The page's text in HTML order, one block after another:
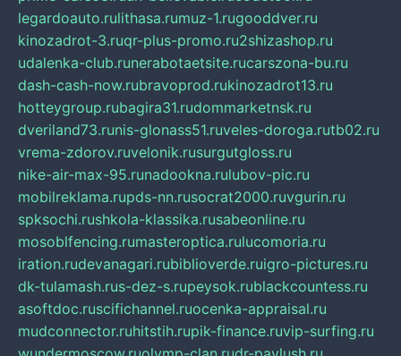
legardoauto.rulithasa.rumuz-1.rugooddver.ru
kinozadrot-3.ruqr-plus-promo.ru2shizashop.ru
udalenka-club.runerabotaetsite.rucarszona-bu.ru
dash-cash-now.rubravoprod.rukinozadrot13.ru
hotteygroup.rubagira31.rudommarketnsk.ru
dveriland73.runis-glonass51.ruveles-doroga.rutb02.ru
vrema-zdorov.ruvelonik.rusurgutgloss.ru
nike-air-max-95.runadookna.rulubov-pic.ru
mobilreklama.rupds-nn.rusocrat2000.ruvgurin.ru
spksochi.rushkola-klassika.rusabeonline.ru
mosoblfencing.rumasteroptica.rulucomoria.ru
iration.rudevanagari.rubiblioverde.ruigro-pictures.ru
dk-tulamash.rus-dez-s.rupeysok.rublackcountess.ru
asoftdoc.ruscifichannel.ruocenka-appraisal.ru
mudconnector.ruhitstih.rupik-finance.ruvip-surfing.ru